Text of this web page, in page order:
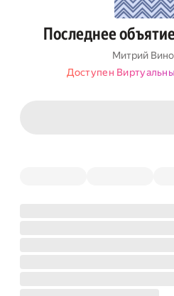
Последнее
Митрий
Доступен